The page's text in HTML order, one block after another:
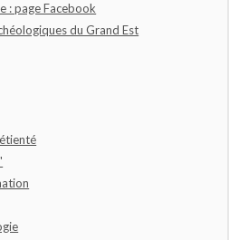
: page Facebook
du Grand Est